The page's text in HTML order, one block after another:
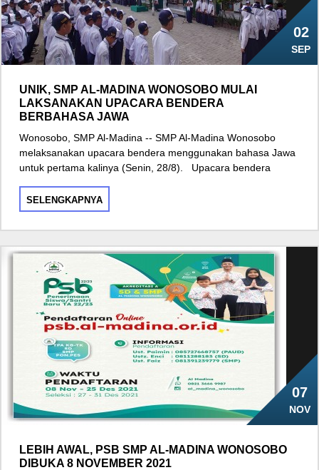
02
SEP
UNIK, SMP AL-MADINA WONOSOBO MULAI
LAKSANAKAN UPACARA BENDERA
BERBAHASA JAWA
Wonosobo, SMP Al-Madina -- SMP Al-Madina Wonosobo
melaksanakan upacara bendera menggunakan bahasa Jawa
untuk pertama kalinya (Senin, 28/8). Upacara bendera
SELENGKAPNYA
07
NOV
LEBIH AWAL, PSB SMP AL-MADINA WONOSOBO
DIBUKA 8 NOVEMBER 2021